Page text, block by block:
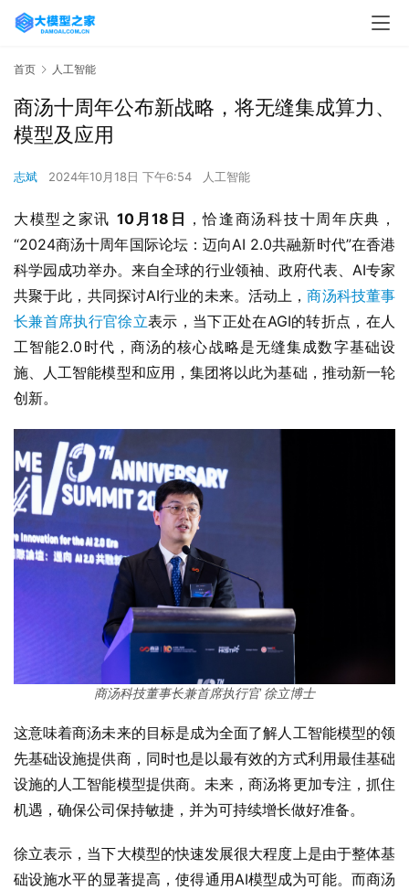
首页 人工智能
商汤十周年公布新战略，将无缝集成算力、
模型及应用
志斌 2024年10月18日 下午6:54 人工智能
大模型之家讯 10月18日 ，恰逢商汤科技十周年庆典，
“2024商汤十周年国际论坛：迈向AI 2.0共融新时代”在香港
科学园成功举办。来自全球的行业领袖、政府代表、AI专家
共聚于此，共同探讨AI行业的未来。活动上，商汤科技董事
长兼首席执行官徐立表示，当下正处在AGI的转折点，在人
工智能2.0时代，商汤的核心战略是无缝集成数字基础设
施、人工智能模型和应用，集团将以此为基础，推动新一轮
创新。
商汤科技董事长兼首席执行官 徐立博士
这意味着商汤未来的目标是成为全面了解人工智能模型的领
先基础设施提供商，同时也是以最有效的方式利用最佳基础
设施的人工智能模型提供商。未来，商汤将更加专注，抓住
机遇，确保公司保持敏捷，并为可持续增长做好准备。
徐立表示，当下大模型的快速发展很大程度上是由于整体基
础设施水平的显著提高，使得通用AI模型成为可能。而商汤